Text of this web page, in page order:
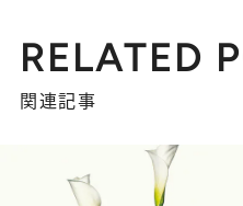
RELATED
関連記事